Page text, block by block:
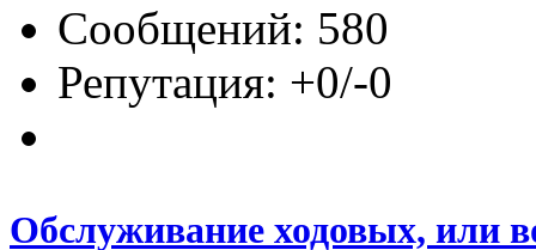
Сообщений: 580
Репутация: +0/-0
Обслуживание ходовых, или